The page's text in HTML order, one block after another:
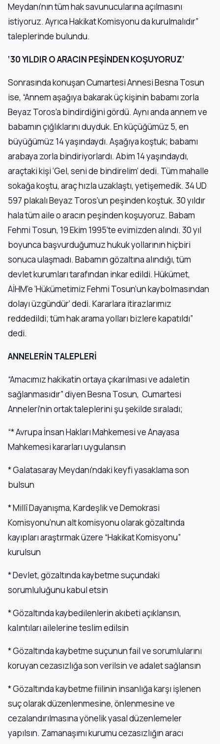
Meydanı’nın tüm hak savunucularına açılmasını
istiyoruz. Ayrıca Hakikat Komisyonu da kurulmalıdır”
taleplerinde bulundu.
‘30 YILDIR O ARACIN PEŞİNDEN KOŞUYORUZ’
Sonrasında konuşan Cumartesi Annesi Besna Tosun
ise, “Annem aşağıya bakarak üç kişinin babamı zorla
Beyaz Toros’a bindirdiğini gördü. Aynı anda annem ve
babamın çığlıklarını duyduk. En küçüğümüz 5, en
büyüğümüz 14 yaşındaydı. Aşağıya koştuk; babamı
arabaya zorla bindiriyorlardı. Abim 14 yaşındaydı,
araçtaki kişi ‘Gel, seni de bindirelim’ dedi. Tüm mahalle
sokağa koştu, araç hızla uzaklaştı, yetişemedik. 34 UD
597 plakalı Beyaz Toros’un peşinden koştuk. 30 yıldır
hala tüm aile o aracın peşinden koşuyoruz. Babam
Fehmi Tosun, 19 Ekim 1995’te evimizden alındı. 30 yıl
boyunca başvurduğumuz hukuk yollarının hiçbiri
sonuca ulaşmadı. Babamın gözaltına alındığı, tüm
devlet kurumları tarafından inkar edildi. Hükümet,
AİHM’e ‘Hükümetimiz Fehmi Tosun’un kaybolmasından
dolayı üzgündür’ dedi. Kararlara itirazlarımız
reddedildi; tüm hak arama yolları bizlere kapatıldı”
dedi.
ANNELERİN TALEPLERİ
“Amacımız hakikatin ortaya çıkarılması ve adaletin
sağlanmasıdır” diyen Besna Tosun, Cumartesi
Anneleri’nin ortak taleplerini şu şekilde sıraladı;
“* Avrupa İnsan Hakları Mahkemesi ve Anayasa
Mahkemesi kararları uygulansın
* Galatasaray Meydanı’ndaki keyfi yasaklama son
bulsun
* Millî Dayanışma, Kardeşlik ve Demokrasi
Komisyonu’nun alt komisyonu olarak gözaltında
kayıpları araştırmak üzere “Hakikat Komisyonu”
kurulsun
* Devlet, gözaltında kaybetme suçundaki
sorumluluğunu kabul etsin
* Gözaltında kaybedilenlerin akıbeti açıklansın,
kalıntıları ailelerine teslim edilsin
* Gözaltında kaybetme suçunun fail ve sorumlularını
koruyan cezasızlığa son verilsin ve adalet sağlansın
* Gözaltında kaybetme fiilinin insanlığa karşı işlenen
suç olarak düzenlenmesine, önlenmesine ve
cezalandırılmasına yönelik yasal düzenlemeler
yapılsın. Zamanaşımı kurumu cezasızlığın aracı